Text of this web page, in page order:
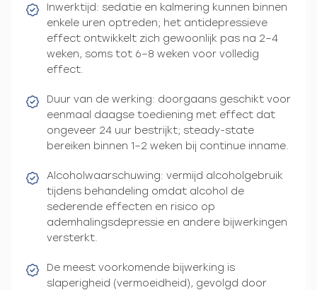
Inwerktijd: sedatie en kalmering kunnen binnen
enkele uren optreden; het antidepressieve
effect ontwikkelt zich gewoonlijk pas na 2–4
weken, soms tot 6–8 weken voor volledig
effect.
Duur van de werking: doorgaans geschikt voor
eenmaal daagse toediening met effect dat
ongeveer 24 uur bestrijkt; steady-state
bereiken binnen 1–2 weken bij continue inname.
Alcoholwaarschuwing: vermijd alcoholgebruik
tijdens behandeling omdat alcohol de
sederende effecten en risico op
ademhalingsdepressie en andere bijwerkingen
versterkt.
De meest voorkomende bijwerking is
slaperigheid (vermoeidheid), gevolgd door